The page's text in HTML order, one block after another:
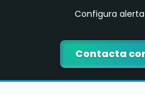
Configura
Contacta